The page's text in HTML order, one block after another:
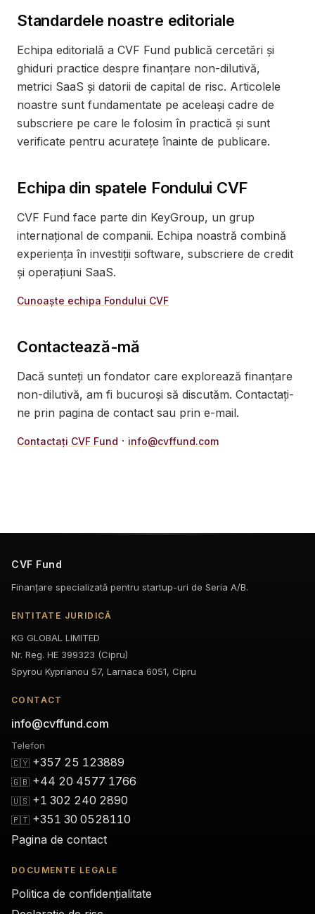
Standardele noastre editoriale
Echipa editorială a CVF Fund publică cercetări și
ghiduri practice despre finanțare non-dilutivă,
metrici SaaS și datorii de capital de risc. Articolele
noastre sunt fundamentate pe aceleași cadre de
subscriere pe care le folosim în practică și sunt
verificate pentru acuratețe înainte de publicare.
Echipa din spatele Fondului CVF
CVF Fund face parte din KeyGroup, un grup
internațional de companii. Echipa noastră combină
experiența în investiții software, subscriere de credit
și operațiuni SaaS.
Cunoaște echipa Fondului CVF
Contactează-mă
Dacă sunteți un fondator care explorează finanțare
non-dilutivă, am fi bucuroși să discutăm. Contactați-
ne prin pagina de contact sau prin e-mail.
Contactați CVF Fund · info@cvffund.com
CVF Fund
Finanțare specializată pentru startup-uri de Seria A/B.
ENTITATE JURIDICĂ
KG GLOBAL LIMITED
Nr. Reg. HE 399323 (Cipru)
Spyrou Kyprianou 57, Larnaca 6051, Cipru
CONTACT
info@cvffund.com
Telefon
🇨🇾 +357 25 123889
🇬🇧 +44 20 4577 1766
🇺🇸 +1 302 240 2890
🇵🇹 +351 30 0528110
Pagina de contact
DOCUMENTE LEGALE
Politica de confidențialitate